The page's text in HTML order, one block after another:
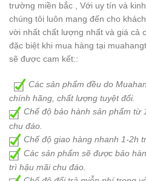
trường miền bắc , Với uy tín và
chúng tôi luôn mang đến cho
vời nhất chất lượng nhất và giá cả
đặc biệt khi mua hàng tại
sẽ được cam kết::
Các sản phẩm đều do
chính hãng, chất lượng tuyệt đối.
Chế độ bảo hành sản phẩm từ
chu đáo.
Chế độ giao hàng nhanh 1-2h
Các sản phẩm sẽ được bảo
trì hậu mãi chu đáo.